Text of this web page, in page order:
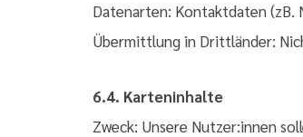
Datenarten: Kontaktdaten (zB.
Übermittlung in Drittländer:
6.4. Karteninhalte
Zweck: Unsere Nutzer:innen